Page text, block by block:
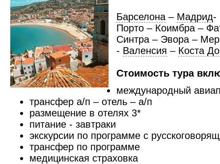
Барселона – Мадрид-
Порто – Коимбра –
Синтра – Эвора –
- Валенсия – Коста
Стоимость тура
международный
трансфер а/п – отель – а/п
размещение в отелях 3*
питание - завтраки
экскурсии по программе с
трансфер по программе
медицинская страховка